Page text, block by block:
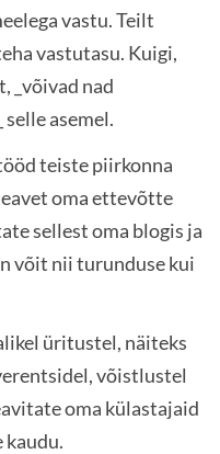
vastu. Teilt
vastutasu. Kuigi,
_võivad nad
selle asemel.
teiste piirkonna
oma ettevõtte
sellest oma blogis ja
võit nii turunduse kui
üritustel, näiteks
võistlustel
oma külastajaid
kaudu.